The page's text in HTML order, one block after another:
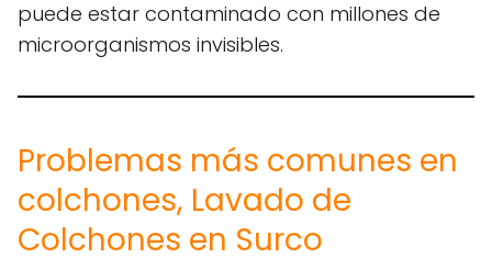
puede estar contaminado con millones de
microorganismos invisibles.
Problemas más comunes en
colchones, Lavado de
Colchones en Surco